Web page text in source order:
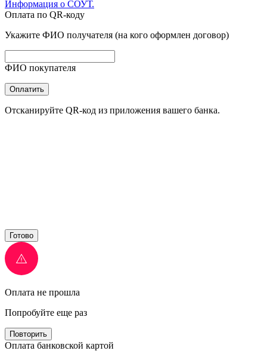
Информация о СОУТ.
Оплата по QR-коду
Укажите ФИО получателя (на кого оформлен договор)
ФИО покупателя
Оплатить
Отсканируйте QR-код из приложения вашего банка.
Готово
Оплата не прошла
Попробуйте еще раз
Повторить
Оплата банковской картой